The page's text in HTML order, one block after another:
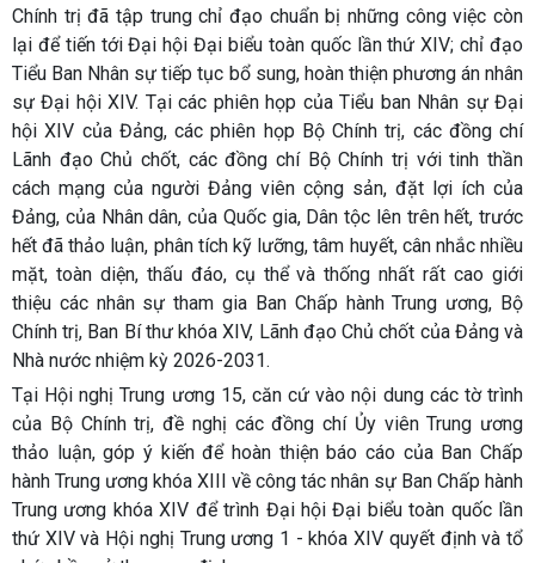
Chính trị đã tập trung chỉ đạo chuẩn bị những công việc còn
lại để tiến tới Đại hội Đại biểu toàn quốc lần thứ XIV; chỉ đạo
Tiểu Ban Nhân sự tiếp tục bổ sung, hoàn thiện phương án nhân
sự Đại hội XIV. Tại các phiên họp của Tiểu ban Nhân sự Đại
hội XIV của Đảng, các phiên họp Bộ Chính trị, các đồng chí
Lãnh đạo Chủ chốt, các đồng chí Bộ Chính trị với tinh thần
cách mạng của người Đảng viên cộng sản, đặt lợi ích của
Đảng, của Nhân dân, của Quốc gia, Dân tộc lên trên hết, trước
hết đã thảo luận, phân tích kỹ lưỡng, tâm huyết, cân nhắc nhiều
mặt, toàn diện, thấu đáo, cụ thể và thống nhất rất cao giới
thiệu các nhân sự tham gia Ban Chấp hành Trung ương, Bộ
Chính trị, Ban Bí thư khóa XIV, Lãnh đạo Chủ chốt của Đảng và
Nhà nước nhiệm kỳ 2026-2031.
Tại Hội nghị Trung ương 15, căn cứ vào nội dung các tờ trình
của Bộ Chính trị, đề nghị các đồng chí Ủy viên Trung ương
thảo luận, góp ý kiến để hoàn thiện báo cáo của Ban Chấp
hành Trung ương khóa XIII về công tác nhân sự Ban Chấp hành
Trung ương khóa XIV để trình Đại hội Đại biểu toàn quốc lần
thứ XIV và Hội nghị Trung ương 1 - khóa XIV quyết định và tổ